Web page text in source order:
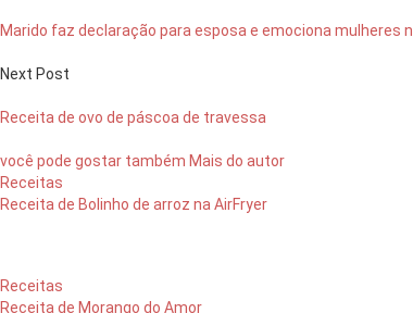
Marido faz declaração para esposa e emociona mulheres
Next Post
Receita de ovo de páscoa de travessa
você pode gostar também Mais do autor
Receitas
Receita de Bolinho de arroz na AirFryer
Receitas
Receita de Morango do Amor